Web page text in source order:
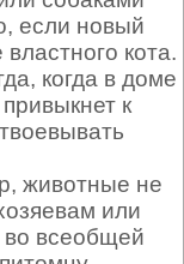
если новый
кота.
когда в доме
к
животные не
или
во всеобщей